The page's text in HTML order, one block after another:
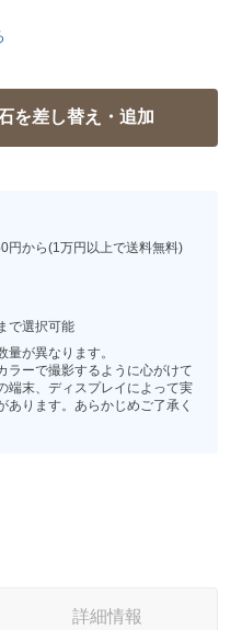
円から(1万円以上で送料無料)
で選択可能
量が異なります。
ラーで撮影するように心がけて
端末、ディスプレイによって実
あります。あらかじめご了承く
詳細情報